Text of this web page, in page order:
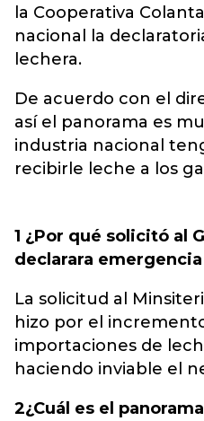
la Cooperativa
nacional la
lechera.
De acuerdo con el
así el panorama es
industria nacional
recibirle leche a los
1 ¿Por qué solicitó al
declarara
La solicitud al
hizo por el
importaciones de
haciendo inviable el
2¿Cuál es el